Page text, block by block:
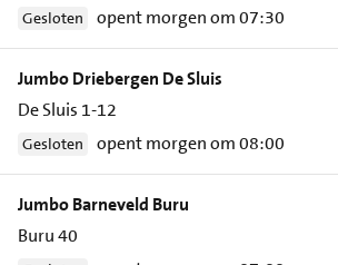
Gesloten opent morgen om 07:30
Jumbo Driebergen De Sluis
De Sluis 1-12
Gesloten opent morgen om 08:00
Jumbo Barneveld Buru
Buru 40